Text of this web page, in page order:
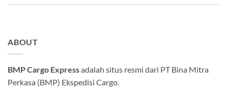
ABOUT
BMP Cargo Expressadalah situs resmi dari PT Bina Mitra
Perkasa (BMP) Ekspedisi Cargo.